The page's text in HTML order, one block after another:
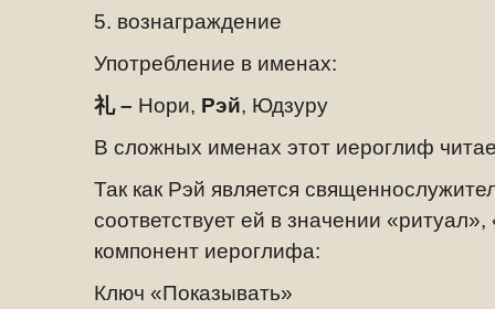
5. вознаграждение
Употребление в именах:
礼 – Нори, Рэй, Юдзуру
В сложных именах этот иероглиф
Так как Рэй является
соответствует ей в значении
компонент иероглифа:
Ключ «Показывать»